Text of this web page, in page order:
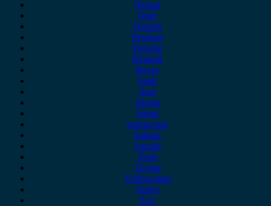
Nissan
Opel
Omoda
Peugeot
Porsche
Renault
Rover
Saab
Seat
Skoda
Smart
ssangyong
Subaru
Suzuki
Tesla
Toyota
Volkswagen
Volvo
Xev